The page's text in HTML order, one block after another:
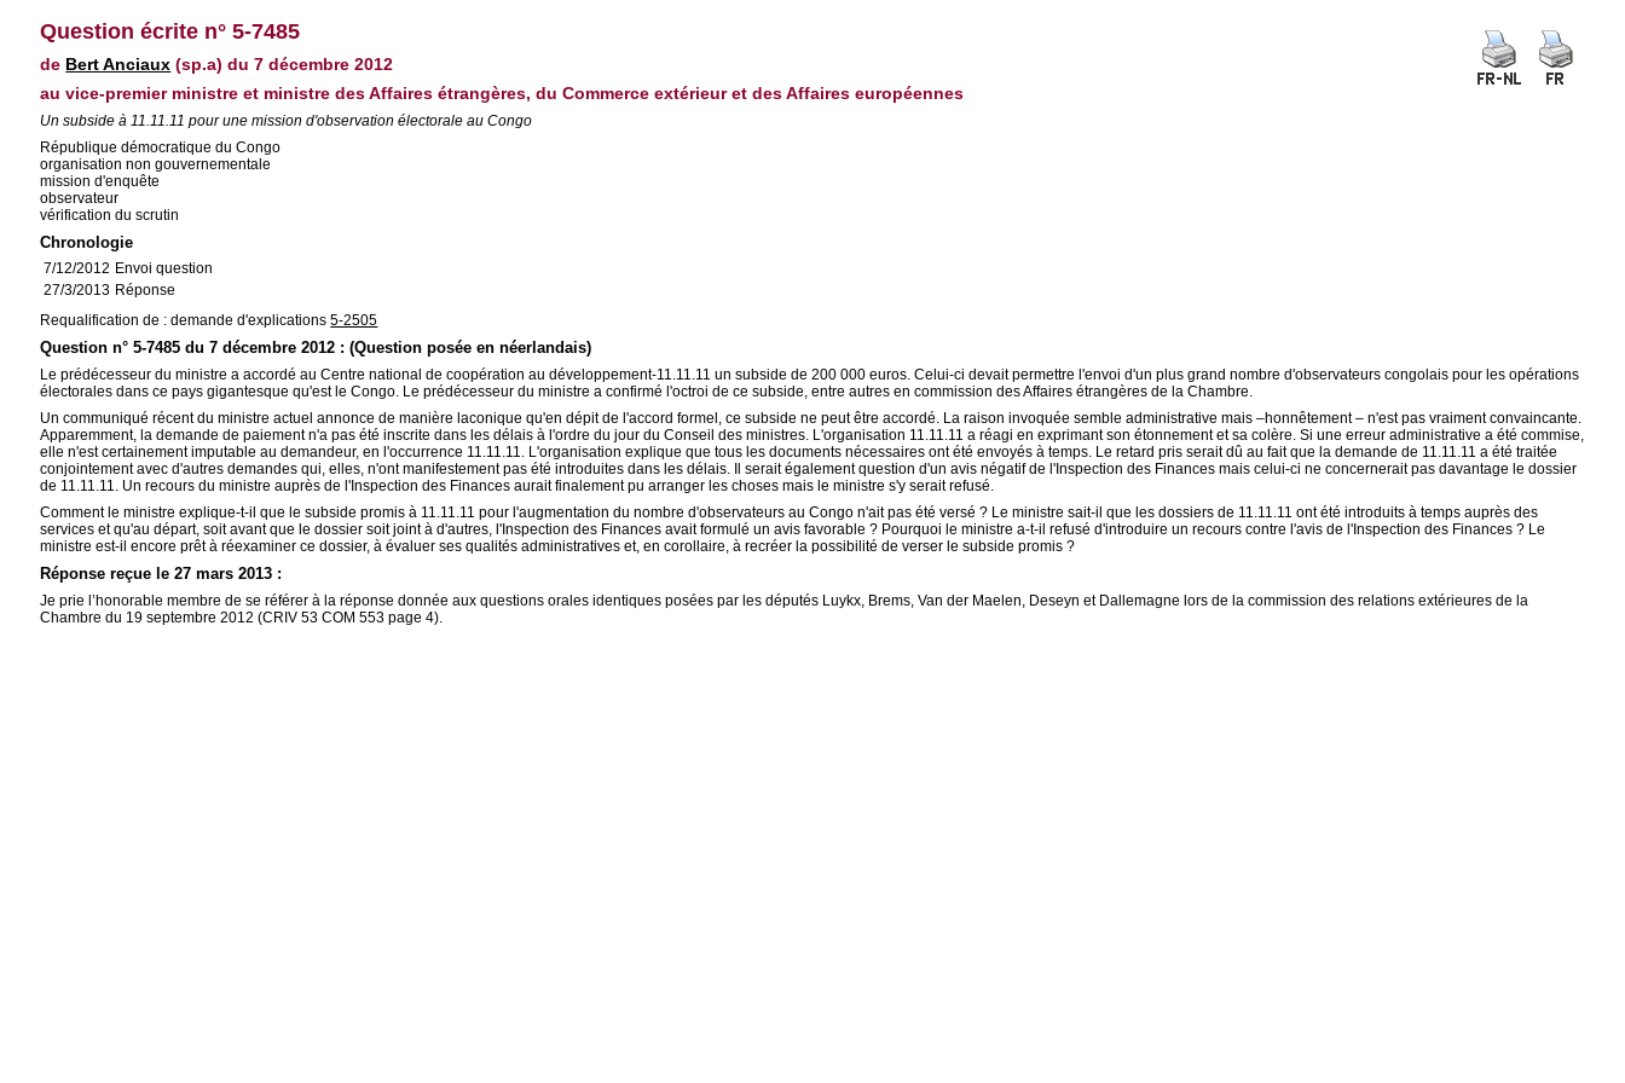
Question écrite n° 5-7485
de Bert Anciaux (sp.a) du 7 décembre 2012
au vice-premier ministre et ministre des Affaires étrangères, du Commerce extérieur et des Affaires européennes
Un subside à 11.11.11 pour une mission d'observation électorale au Congo
République démocratique du Congo
organisation non gouvernementale
mission d'enquête
observateur
vérification du scrutin
Chronologie
7/12/2012 Envoi question
27/3/2013 Réponse
Requalification de : demande d'explications5-2505
Question n° 5-7485 du 7 décembre 2012 : (Question posée en néerlandais)
Le prédécesseur du ministre a accordé au Centre national de coopération au développement-11.11.11 un subside de 200 000 euros. Celui-ci devait permettre l'envoi d'un plus grand nombre d'observateurs congolais pour les opérations
électorales dans ce pays gigantesque qu'est le Congo. Le prédécesseur du ministre a confirmé l'octroi de ce subside, entre autres en commission des Affaires étrangères de la Chambre.
Un communiqué récent du ministre actuel annonce de manière laconique qu'en dépit de l'accord formel, ce subside ne peut être accordé. La raison invoquée semble administrative mais –honnêtement – n'est pas vraiment convaincante.
Apparemment, la demande de paiement n'a pas été inscrite dans les délais à l'ordre du jour du Conseil des ministres. L'organisation 11.11.11 a réagi en exprimant son étonnement et sa colère. Si une erreur administrative a été commise,
elle n'est certainement imputable au demandeur, en l'occurrence 11.11.11. L'organisation explique que tous les documents nécessaires ont été envoyés à temps. Le retard pris serait dû au fait que la demande de 11.11.11 a été traitée
conjointement avec d'autres demandes qui, elles, n'ont manifestement pas été introduites dans les délais. Il serait également question d'un avis négatif de l'Inspection des Finances mais celui-ci ne concernerait pas davantage le dossier
de 11.11.11. Un recours du ministre auprès de l'Inspection des Finances aurait finalement pu arranger les choses mais le ministre s'y serait refusé.
Comment le ministre explique-t-il que le subside promis à 11.11.11 pour l'augmentation du nombre d'observateurs au Congo n'ait pas été versé ? Le ministre sait-il que les dossiers de 11.11.11 ont été introduits à temps auprès des
services et qu'au départ, soit avant que le dossier soit joint à d'autres, l'Inspection des Finances avait formulé un avis favorable ? Pourquoi le ministre a-t-il refusé d'introduire un recours contre l'avis de l'Inspection des Finances ? Le
ministre est-il encore prêt à réexaminer ce dossier, à évaluer ses qualités administratives et, en corollaire, à recréer la possibilité de verser le subside promis ?
Réponse reçue le 27 mars 2013 :
Je prie l’honorable membre de se référer à la réponse donnée aux questions orales identiques posées par les députés Luykx, Brems, Van der Maelen, Deseyn et Dallemagne lors de la commission des relations extérieures de la
Chambre du 19 septembre 2012 (CRIV 53 COM 553 page 4).